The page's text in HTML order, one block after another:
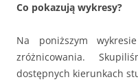
Co pokazują wykresy?
Na poniższym
zróżnicowania.
dostępnych kierunkach